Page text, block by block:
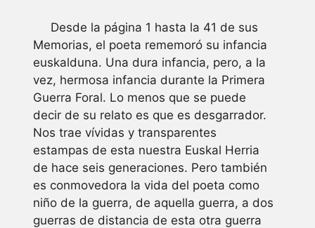
Desde la página 1 hasta la 41 de sus
Memorias, el poeta rememoró su infancia
euskalduna. Una dura infancia, pero, a la
vez, hermosa infancia durante la Primera
Guerra Foral. Lo menos que se puede
decir de su relato es que es desgarrador.
Nos trae vívidas y transparentes
estampas de esta nuestra Euskal Herria
de hace seis generaciones. Pero también
es conmovedora la vida del poeta como
niño de la guerra, de aquella guerra, a dos
guerras de distancia de esta otra guerra